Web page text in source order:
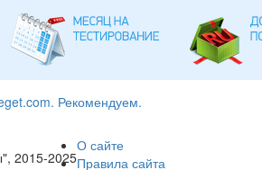
Рекомендуем.
2015-2025
О сайте
Правила сайта